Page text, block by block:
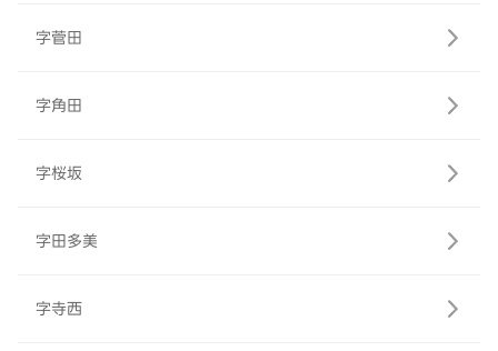
字菅田
字角田
字桜坂
字田多美
字寺西